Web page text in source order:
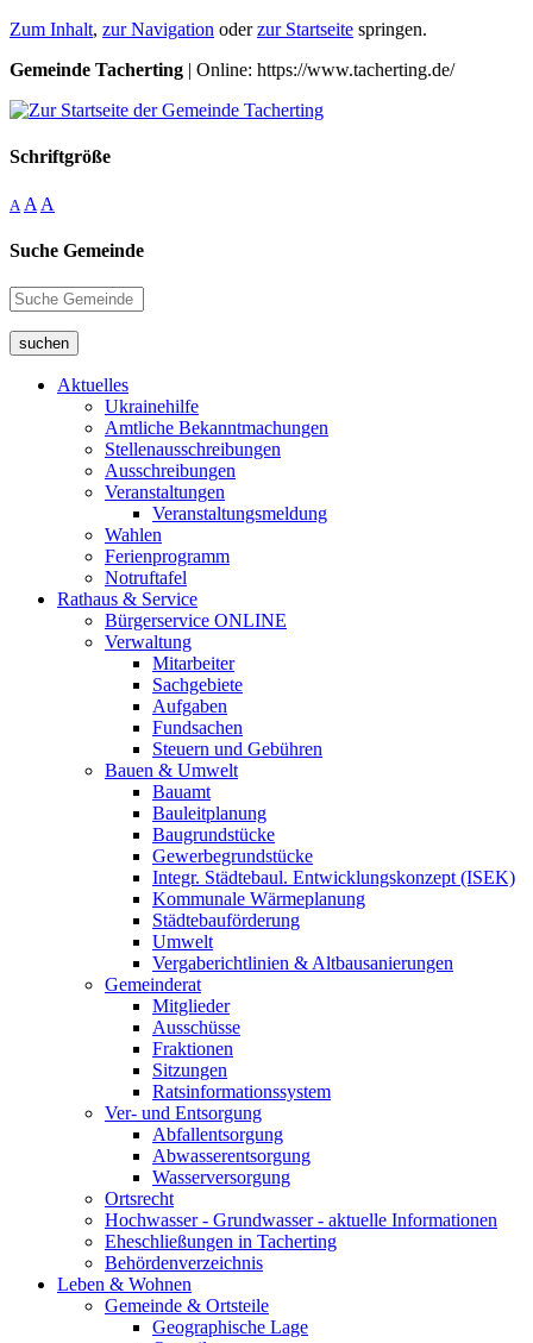
Zum Inhalt, zur Navigation oderzur Startseite springen.
Gemeinde Tacherting | Online: https://www.tacherting.de/
Schriftgröße
A A A
Suche Gemeinde
suchen
Aktuelles
Ukrainehilfe
Amtliche Bekanntmachungen
Stellenausschreibungen
Ausschreibungen
Veranstaltungen
Veranstaltungsmeldung
Wahlen
Ferienprogramm
Notruftafel
Rathaus & Service
Bürgerservice ONLINE
Verwaltung
Mitarbeiter
Sachgebiete
Aufgaben
Fundsachen
Steuern und Gebühren
Bauen & Umwelt
Bauamt
Bauleitplanung
Baugrundstücke
Gewerbegrundstücke
Integr. Städtebaul. Entwicklungskonzept (ISEK)
Kommunale Wärmeplanung
Städtebauförderung
Umwelt
Vergaberichtlinien & Altbausanierungen
Gemeinderat
Mitglieder
Ausschüsse
Fraktionen
Sitzungen
Ratsinformationssystem
Ver- und Entsorgung
Abfallentsorgung
Abwasserentsorgung
Wasserversorgung
Ortsrecht
Hochwasser - Grundwasser - aktuelle Informationen
Eheschließungen in Tacherting
Behördenverzeichnis
Leben & Wohnen
Gemeinde & Ortsteile
Geographische Lage